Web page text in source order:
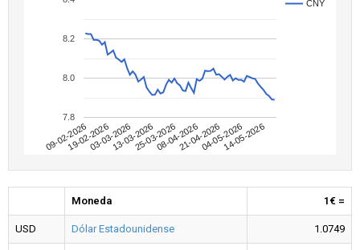
CNY
09-02-202619-02-202603-03-202613-03-202625-03-202608-04-202621-04-202604-05-202614-05-2026
7.8
8.0
8.2
Moneda 1€ =
USD Dólar Estadounidense 1.0749